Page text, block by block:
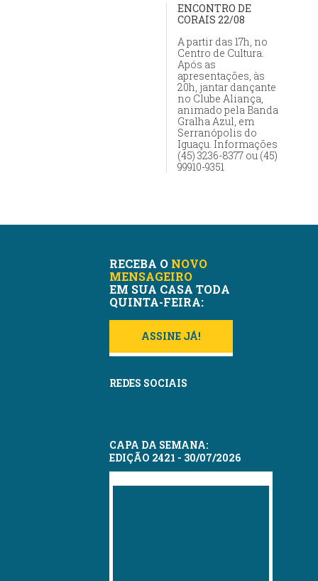
ENCONTRO DE
CORAIS 22/08
A partir das 17h, no
Centro de Cultura.
Após as
apresentações, às
20h, jantar dançante
no Clube Aliança,
animado pela Banda
Gralha Azul, em
Serranópolis do
Iguaçu. Informações
(45) 3236-8377 ou (45)
99910-9351
RECEBA O NOVO
MENSAGEIRO
EM SUA CASA TODA
QUINTA-FEIRA:
ASSINE JÁ!
REDES SOCIAIS
CAPA DA SEMANA:
EDIÇÃO 2421 - 30/07/2026